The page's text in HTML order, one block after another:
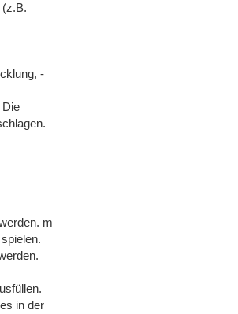
-
Die
m
in der